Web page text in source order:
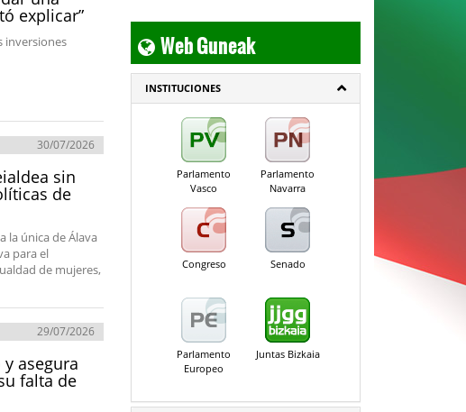
explicar”
inversiones
30/07/2026
sin
de
la única de Álava
para el
de mujeres,
29/07/2026
asegura
falta de
Web Guneak
INSTITUCIONES
Parlamento
Vasco
Parlamento
Navarra
Congreso Senado
Parlamento
Europeo
Juntas Bizkaia